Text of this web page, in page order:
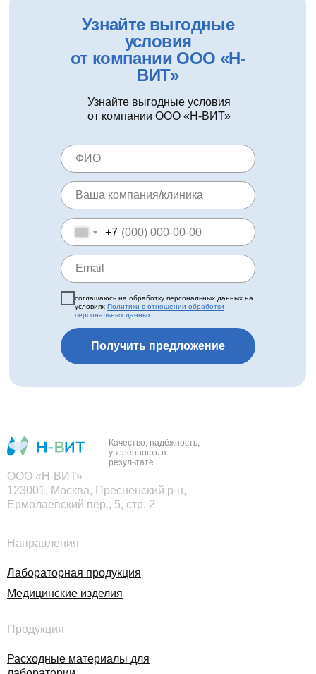
Узнайте выгодные
условия
от компании ООО «Н-
ВИТ»
Узнайте выгодные условия
от компании ООО «Н-ВИТ»
+7
соглашаюсь на обработку персональных данных на
условиях Политики в отношении обработки
персональных данных
Получить предложение
Качество, надёжность,
уверенность в
результате
Направления
Медицинские изделия
Расходные материалы для
Продукция
Лабораторная продукция
ООО «Н-ВИТ»
123001, Москва, Пресненский р-н,
Ермолаевский пер., 5, стр. 2